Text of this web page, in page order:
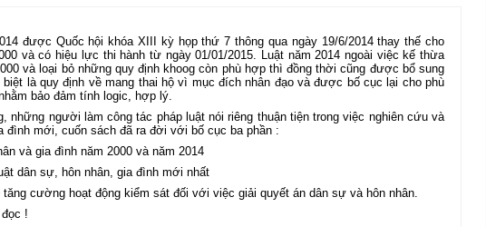
được Quốc hội khóa XIII kỳ họp thứ 7 thông qua ngày 19/6/2014 thay thế cho
và có hiệu lực thi hành từ ngày 01/01/2015. Luật năm 2014 ngoài việc kế thừa
và loại bỏ những quy định khoog còn phù hợp thì đồng thời cũng được bổ sung
là quy định về mang thai hộ vì mục đích nhân đạo và được bố cục lại cho phù
bảo đảm tính logic, hợp lý.
những người làm công tác pháp luật nói riêng thuận tiện trong việc nghiên cứu và
đình mới, cuốn sách đã ra đời với bố cục ba phần :
và gia đình năm 2000 và năm 2014
dân sự, hôn nhân, gia đình mới nhất
cường hoạt động kiểm sát đối với việc giải quyết án dân sự và hôn nhân.
!